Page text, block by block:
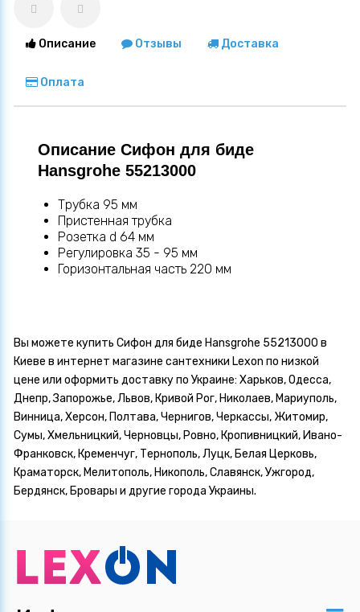
Описание Отзывы Доставка
Оплата
Описание Сифон для биде
Hansgrohe 55213000
Трубка 95 мм
Пристенная трубка
Розетка d 64 мм
Регулировка 35 - 95 мм
Горизонтальная часть 220 мм
Вы можете купить Сифон для биде Hansgrohe 55213000 в
Киеве в интернет магазине сантехники Lexon по низкой
цене или оформить доставку по Украине: Харьков, Одесса,
Днепр, Запорожье, Львов, Кривой Рог, Николаев, Мариуполь,
Винница, Херсон, Полтава, Чернигов, Черкассы, Житомир,
Сумы, Хмельницкий, Черновцы, Ровно, Кропивницкий, Ивано-
Франковск, Кременчуг, Тернополь, Луцк, Белая Церковь,
Краматорск, Мелитополь, Никополь, Славянск, Ужгород,
Бердянск, Бровары и другие города Украины.